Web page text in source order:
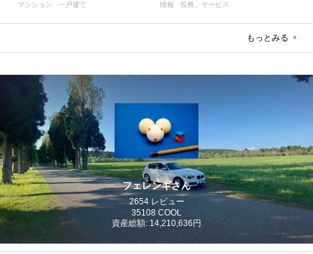
マンション 一戸建て 情報 役務、サービス
もっとみる
フェレンギさん
2654 レビュー
35108 COOL
資産総額: 14,210,636円